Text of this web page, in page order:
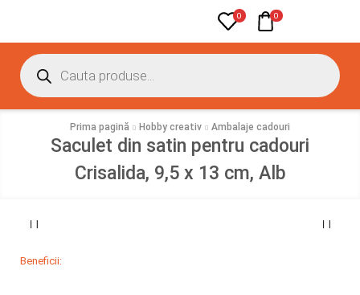
0 0
Prima pagină Hobby creativ Ambalaje cadouri
Saculet din satin pentru cadouri
Crisalida, 9,5 x 13 cm, Alb
Beneficii: